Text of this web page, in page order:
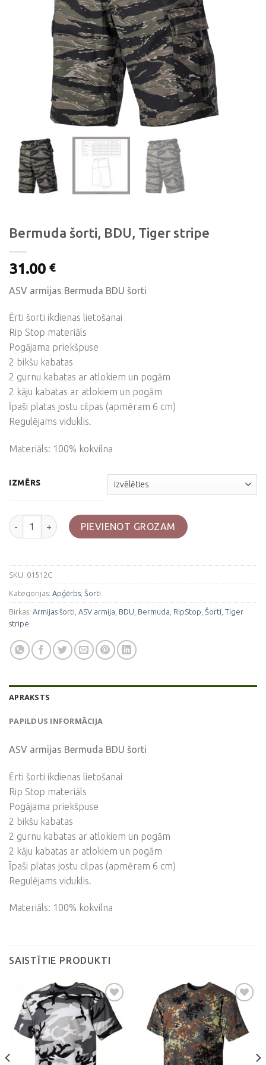
Bermuda šorti, BDU, Tiger stripe
31.00 €
ASV armijas Bermuda BDU šorti
Ērti šorti ikdienas lietošanai
Rip Stop materiāls
Pogājama priekšpuse
2 bikšu kabatas
2 gurnu kabatas ar atlokiem un pogām
2 kāju kabatas ar atlokiem un pogām
Īpaši platas jostu cilpas (apmēram 6 cm)
Regulējams viduklis.
Materiāls: 100% kokvilna
IZMĒRS
Bermuda šorti, BDU, Tiger stripe daudzums
PIEVIENOT GROZAM
SKU: 01512C
Kategorijas: Apģērbs Šorti
Birkas: Armijas šorti ASV armija BDU Bermuda RipStop Šorti Tiger
stripe
APRAKSTS
PAPILDUS INFORMĀCIJA
ASV armijas Bermuda BDU šorti
Ērti šorti ikdienas lietošanai
Rip Stop materiāls
Pogājama priekšpuse
2 bikšu kabatas
2 gurnu kabatas ar atlokiem un pogām
2 kāju kabatas ar atlokiem un pogām
Īpaši platas jostu cilpas (apmēram 6 cm)
Regulējams viduklis.
Materiāls: 100% kokvilna
SAISTĪTIE PRODUKTI
Pievienot
vēlmju
Pievienot
vēlmju
sarakstam